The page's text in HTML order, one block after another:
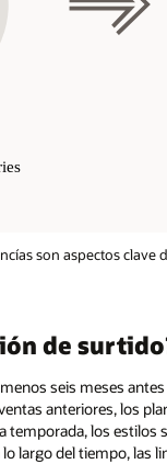
son aspectos
de
seis meses
anteriores, los
temporada, los
largo del tiempo, las